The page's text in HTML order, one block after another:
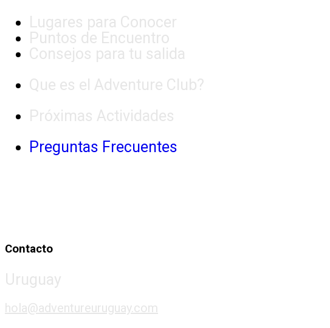
Lugares para Conocer
Puntos de Encuentro
Consejos para tu salida
Que es el Adventure Club?
Próximas Actividades
Preguntas Frecuentes
Contacto
Uruguay
hola@adventureuruguay.com